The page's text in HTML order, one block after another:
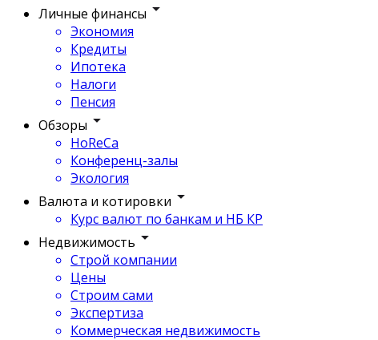
Личные финансы
Экономия
Кредиты
Ипотека
Налоги
Пенсия
Обзоры
HoReCa
Конференц-залы
Экология
Валюта и котировки
Курс валют по банкам и НБ КР
Недвижимость
Строй компании
Цены
Строим сами
Экспертиза
Коммерческая недвижимость